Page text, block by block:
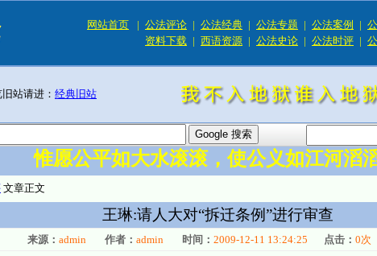
网站首页 | 公法评论 | 公法经典 | 公法专题 | 公法案例 |
资料下载 | 西语资源 | 公法史论 | 公法时评 |
站请进： 经典旧站
惟愿公平如大水滚滚，使公义如江河滔
文章正文
王琳:请人大对“拆迁条例”进行审查
来源： admin 作者： admin 时间： 2009-12-11 13:24:25 点击： 0次